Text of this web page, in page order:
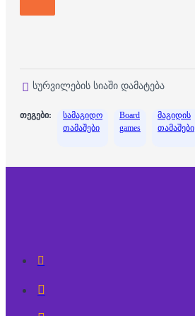
სურვილების სიაში დამატება
თეგები:
სამაგიდო
თამაშები
Board
games
მაგიდის
თამაშები